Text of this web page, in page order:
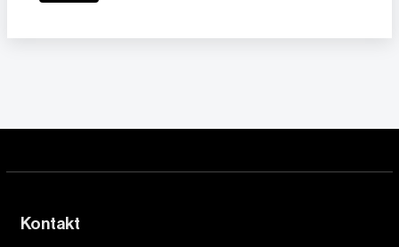
Kontakt